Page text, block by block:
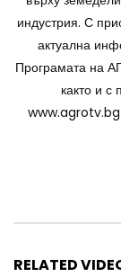
индустрия. С
актуална
Програмата на
както и с
RELATED